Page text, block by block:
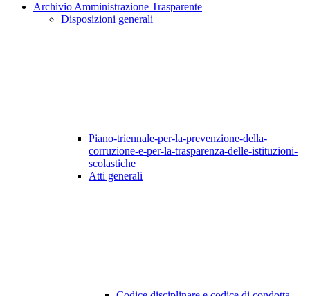
Archivio Amministrazione Trasparente
Disposizioni generali
Piano-triennale-per-la-prevenzione-della-
corruzione-e-per-la-trasparenza-delle-istituzioni-
scolastiche
Atti generali